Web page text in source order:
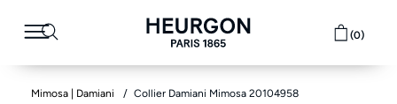
(0)
Mimosa | Damiani Collier Damiani Mimosa 20104958